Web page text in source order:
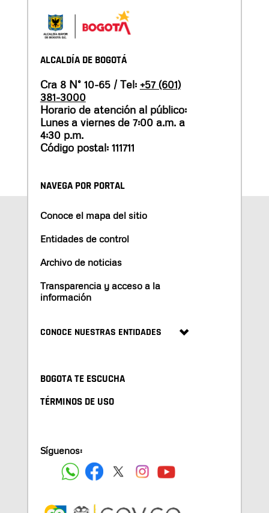
ALCALDÍA DE BOGOTÁ
Cra 8 N° 10-65 / Tel: +57 (601)
381-3000
Horario de atención al público:
Lunes a viernes de 7:00 a.m. a
4:30 p.m.
Código postal: 111711
NAVEGA POR PORTAL
Conoce el mapa del sitio
Entidades de control
Archivo de noticias
Transparencia y acceso a la
información
CONOCE NUESTRAS ENTIDADES
BOGOTA TE ESCUCHA
TÉRMINOS DE USO
Síguenos: